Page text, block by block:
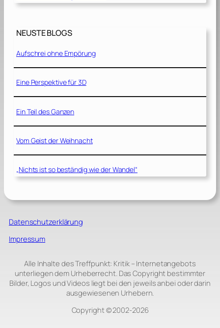
NEUSTE BLOGS
Aufschrei ohne Empörung
Eine Perspektive für 3D
Ein Teil des Ganzen
Vom Geist der Weihnacht
„Nichts ist so beständig wie der Wandel“
Datenschutzerklärung
Impressum
Alle Inhalte des Treffpunkt: Kritik – Internetangebots
unterliegen dem Urheberrecht. Das Copyright bestimmter
Bilder, Logos und Videos liegt bei den jeweils anbei oder darin
ausgewiesenen Urhebern.
Copyright © 2002‑2026